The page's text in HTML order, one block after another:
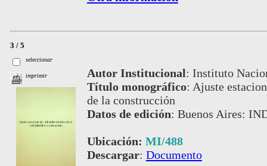
3 / 5
seleccionar
imprimir Autor Institucional: Instituto
Título monográfico: Ajuste
de la construcción
Datos de edición: Buenos Aires:
Ubicación: MI/488
Descargar: Documento